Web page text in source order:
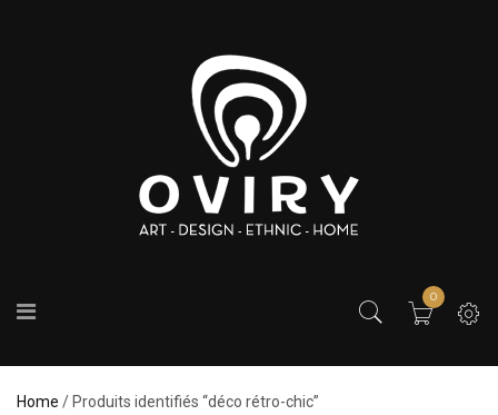
0
Home / Produits identifiés “déco rétro-chic”